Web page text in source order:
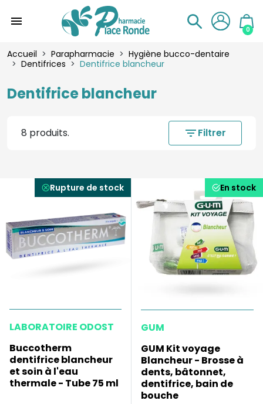
menu
0
Accueil Parapharmacie
Hygiène bucco-dentaire
Dentifrices
Dentifrice blancheur
Dentifrice blancheur
8 produits. filter_listFiltrer
Rupture de stock
LABORATOIRE ODOST
Buccotherm
dentifrice blancheur
et soin à l'eau
thermale - Tube 75 ml
En stock
GUM
GUM Kit voyage
Blancheur - Brosse à
dents, bâtonnet,
dentifrice, bain de
bouche